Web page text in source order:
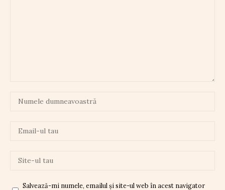
Salvează-mi numele, emailul și site-ul web în acest navigator